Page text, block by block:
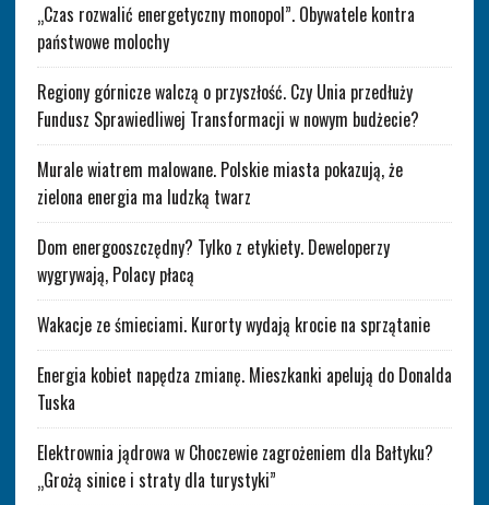
„Czas rozwalić energetyczny monopol”. Obywatele kontra
państwowe molochy
Regiony górnicze walczą o przyszłość. Czy Unia przedłuży
Fundusz Sprawiedliwej Transformacji w nowym budżecie?
Murale wiatrem malowane. Polskie miasta pokazują, że
zielona energia ma ludzką twarz
Dom energooszczędny? Tylko z etykiety. Deweloperzy
wygrywają, Polacy płacą
Wakacje ze śmieciami. Kurorty wydają krocie na sprzątanie
Energia kobiet napędza zmianę. Mieszkanki apelują do Donalda
Tuska
Elektrownia jądrowa w Choczewie zagrożeniem dla Bałtyku?
„Grożą sinice i straty dla turystyki”